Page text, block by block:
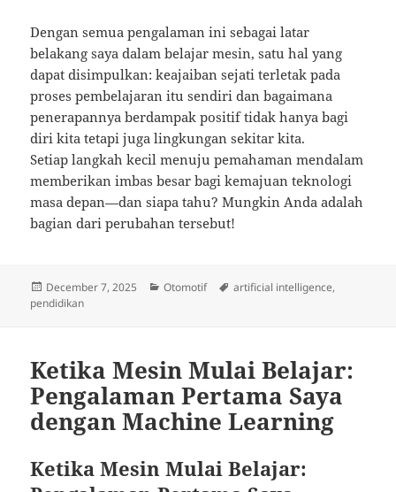
Dengan semua pengalaman ini sebagai latar
belakang saya dalam belajar mesin, satu hal yang
dapat disimpulkan: keajaiban sejati terletak pada
proses pembelajaran itu sendiri dan bagaimana
penerapannya berdampak positif tidak hanya bagi
diri kita tetapi juga lingkungan sekitar kita.
Setiap langkah kecil menuju pemahaman mendalam
memberikan imbas besar bagi kemajuan teknologi
masa depan—dan siapa tahu? Mungkin Anda adalah
bagian dari perubahan tersebut!
Posted
on
December 7, 2025 Categories
Otomotif Tags
artificial intelligence,
pendidikan
Ketika Mesin Mulai Belajar:
Pengalaman Pertama Saya
dengan Machine Learning
Ketika Mesin Mulai Belajar: